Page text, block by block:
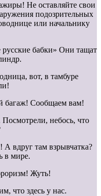
Не оставляйте свои
подозрительных
или начальнику
бабки» Они тащат
вот, в тамбуре
багаж! Сообщаем вам!
небось, что
вдруг там взрывчатка?
в мире.
Жуть!
что здесь у нас.